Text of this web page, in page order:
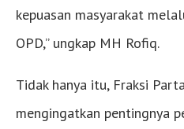
kepuasan masyarakat
OPD,” ungkap MH Rofiq.
Tidak hanya itu, Fraksi
mengingatkan pentingnya